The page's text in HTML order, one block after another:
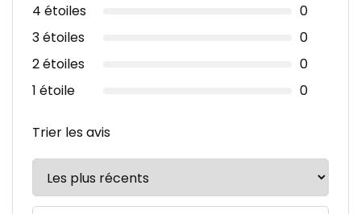
4 étoiles
0
3 étoiles
0
2 étoiles
0
1 étoile
0
Trier les avis